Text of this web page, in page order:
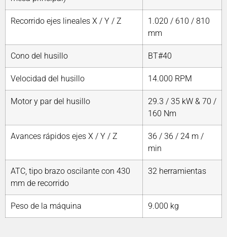
Recorrido ejes lineales X / Y / Z
1.020 / 610 / 810
mm
Cono del husillo BT#40
Velocidad del husillo 14.000 RPM
Motor y par del husillo
29.3 / 35 kW & 70 /
160 Nm
Avances rápidos ejes X / Y / Z
36 / 36 / 24 m /
min
ATC, tipo brazo oscilante con 430
mm de recorrido
32 herramientas
Peso de la máquina 9.000 kg